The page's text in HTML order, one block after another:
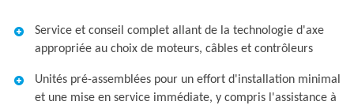
Service et conseil complet allant de la technologie d'axe
appropriée au choix de moteurs, câbles et contrôleurs
Unités pré-assemblées pour un effort d'installation minimal
et une mise en service immédiate, y compris l'assistance à